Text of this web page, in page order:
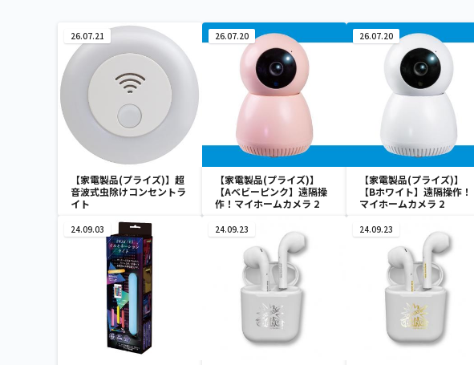
26.07.21
【家電製品(プライズ)】超
音波式虫除けコンセントラ
イト
26.07.20
【家電製品(プライズ)】
【Aベビーピンク】遠隔操
作！マイホームカメラ 2
26.07.20
【家電製品(プライズ)】
【Bホワイト】遠隔操作！
マイホームカメラ 2
24.09.03 24.09.23 24.09.23